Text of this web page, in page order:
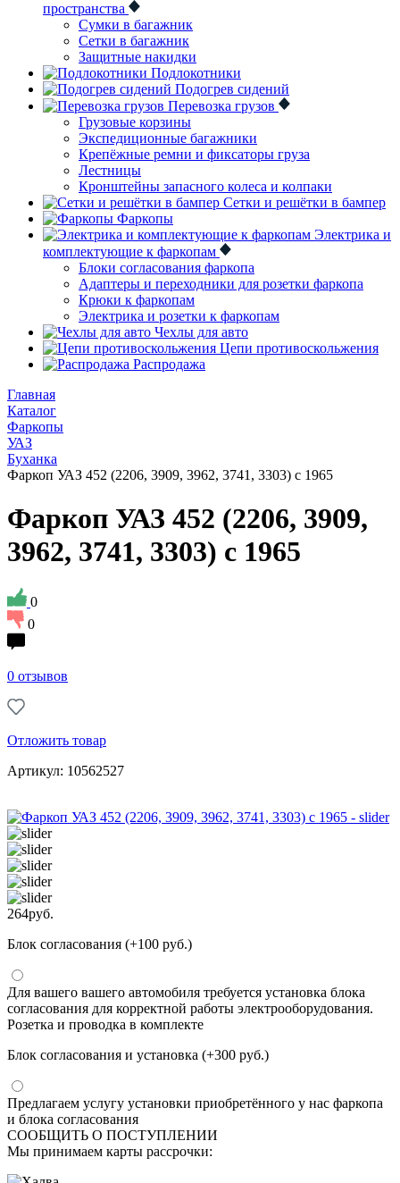
пространства
Сумки в багажник
Сетки в багажник
Защитные накидки
Подлокотники
Подогрев сидений
Перевозка грузов
Грузовые корзины
Экспедиционные багажники
Крепёжные ремни и фиксаторы груза
Лестницы
Кронштейны запасного колеса и колпаки
Сетки и решётки в бампер
Фаркопы
Электрика и
комплектующие к фаркопам
Блоки согласования фаркопа
Адаптеры и переходники для розетки фаркопа
Крюки к фаркопам
Электрика и розетки к фаркопам
Чехлы для авто
Цепи противоскольжения
Распродажа
Главная
Каталог
Фаркопы
УАЗ
Буханка
Фаркоп УАЗ 452 (2206, 3909, 3962, 3741, 3303) с 1965
Фаркоп УАЗ 452 (2206, 3909,
3962, 3741, 3303) с 1965
0
0
0 отзывов
Отложить товар
Артикул: 10562527
264руб.
Блок согласования (+100 руб.)
Для вашего вашего автомобиля требуется установка блока
согласования для корректной работы электрооборудования.
Розетка и проводка в комплекте
Блок согласования и установка (+300 руб.)
Предлагаем услугу установки приобретённого у нас фаркопа
и блока согласования
СООБЩИТЬ О ПОСТУПЛЕНИИ
Мы принимаем карты рассрочки: